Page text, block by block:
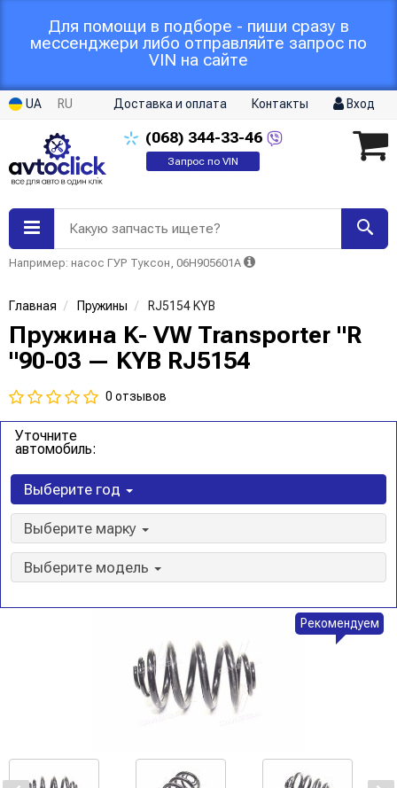
Для помощи в подборе - пиши сразу в
мессенджери либо отправляйте запрос по
VIN на сайте
UA RU Доставка и оплата Контакты Вход
(068) 344-33-46
Запрос по VIN
Какую запчасть ищете?
Например: насос ГУР Туксон, 06H905601A
Главная Пружины RJ5154 KYB
Пружина K- VW Transporter "R
"90-03 — KYB RJ5154
0 отзывов
Уточните
автомобиль:
Выберите год
Выберите марку
Выберите модель
Рекомендуем